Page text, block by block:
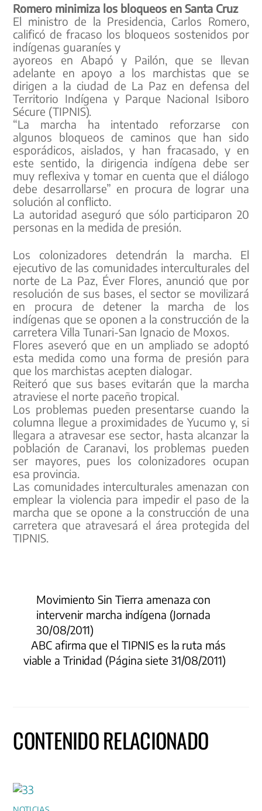
Romero minimiza los bloqueos en Santa Cruz
El ministro de la Presidencia, Carlos Romero,
calificó de fracaso los bloqueos sostenidos por
indígenas guaraníes y
ayoreos en Abapó y Pailón, que se llevan
adelante en apoyo a los marchistas que se
dirigen a la ciudad de La Paz en defensa del
Territorio Indígena y Parque Nacional Isiboro
Sécure (TIPNIS).
“La marcha ha intentado reforzarse con
algunos bloqueos de caminos que han sido
esporádicos, aislados, y han fracasado, y en
este sentido, la dirigencia indígena debe ser
muy reflexiva y tomar en cuenta que el diálogo
debe desarrollarse” en procura de lograr una
solución al conflicto.
La autoridad aseguró que sólo participaron 20
personas en la medida de presión.
Los colonizadores detendrán la marcha. El
ejecutivo de las comunidades interculturales del
norte de La Paz, Éver Flores, anunció que por
resolución de sus bases, el sector se movilizará
en procura de detener la marcha de los
indígenas que se oponen a la construcción de la
carretera Villa Tunari-San Ignacio de Moxos.
Flores aseveró que en un ampliado se adoptó
esta medida como una forma de presión para
que los marchistas acepten dialogar.
Reiteró que sus bases evitarán que la marcha
atraviese el norte paceño tropical.
Los problemas pueden presentarse cuando la
columna llegue a proximidades de Yucumo y, si
llegara a atravesar ese sector, hasta alcanzar la
población de Caranavi, los problemas pueden
ser mayores, pues los colonizadores ocupan
esa provincia.
Las comunidades interculturales amenazan con
emplear la violencia para impedir el paso de la
marcha que se opone a la construcción de una
carretera que atravesará el área protegida del
TIPNIS.
Movimiento Sin Tierra amenaza con
intervenir marcha indígena (Jornada
30/08/2011)
ABC afirma que el TIPNIS es la ruta más
viable a Trinidad (Página siete 31/08/2011)
CONTENIDO RELACIONADO